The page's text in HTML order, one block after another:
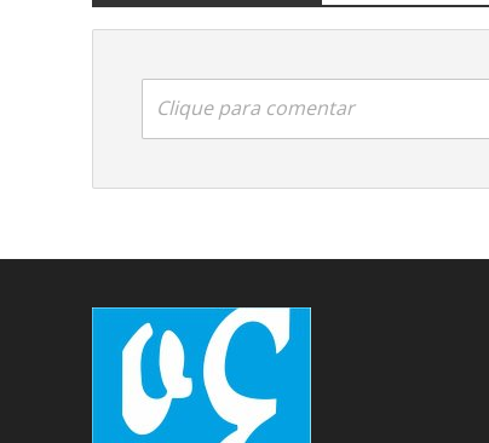
Clique para comentar